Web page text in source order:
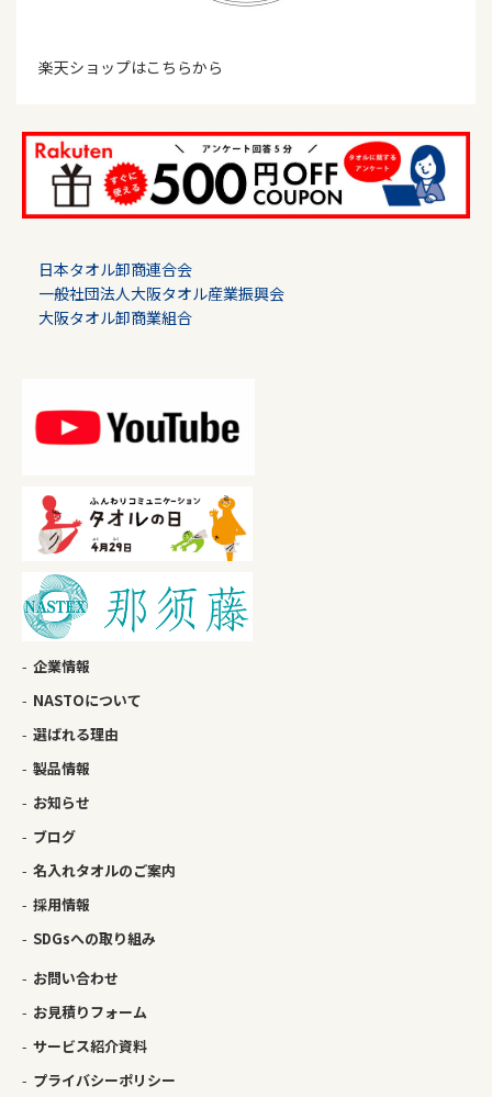
楽天ショップはこちらから
日本タオル卸商連合会
一般社団法人大阪タオル産業振興会
大阪タオル卸商業組合
企業情報
NASTOについて
選ばれる理由
製品情報
お知らせ
ブログ
名入れタオルのご案内
採用情報
SDGsへの取り組み
お問い合わせ
お見積りフォーム
サービス紹介資料
プライバシーポリシー